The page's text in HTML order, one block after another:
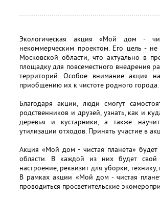
Экологическая акция «Мой дом -
некоммерческим проектом. Его цель -
Московской области, что актуально в
площадку для повсеместного внедрения
территорий. Особое внимание акция
приобщению их к чистоте родного города.
Благодаря акции, люди смогут
родственников и друзей, узнать, как и
деревья и кустарники, а также
утилизации отходов. Принять участие в
Акция «Мой дом - чистая планета»
области. В каждой из них будет свой
настроение, реквизит для уборки,
В рамках акции «Мой дом - чистая
проводиться просветительские